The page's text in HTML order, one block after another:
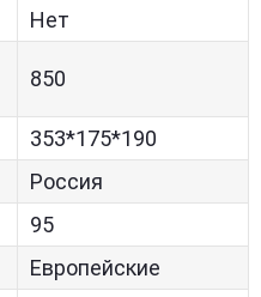
Нет
850
353*175*190
Россия
95
Европейские